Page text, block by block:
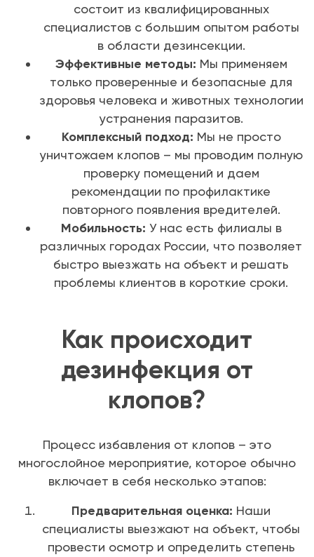
состоит из квалифицированных
специалистов с большим опытом работы
в области дезинсекции.
Эффективные методы: Мы применяем
только проверенные и безопасные для
здоровья человека и животных технологии
устранения паразитов.
Комплексный подход: Мы не просто
уничтожаем клопов – мы проводим полную
проверку помещений и даем
рекомендации по профилактике
повторного появления вредителей.
Мобильность: У нас есть филиалы в
различных городах России, что позволяет
быстро выезжать на объект и решать
проблемы клиентов в короткие сроки.
Как происходит
дезинфекция от
клопов?
Процесс избавления от клопов – это
многослойное мероприятие, которое обычно
включает в себя несколько этапов:
Предварительная оценка: Наши
специалисты выезжают на объект, чтобы
провести осмотр и определить степень